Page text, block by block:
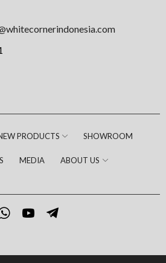
PRODUCTS SHOWROOM
MEDIA ABOUT US